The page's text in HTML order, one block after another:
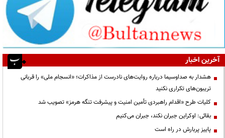
آخرین اخبار
هشدار به صداوسیما درباره روایت‌های نادرست از مذاکرات؛ «انسجام ملی» را قربانی
تریبون‌های تکراری نکنید
کلیات طرح «اقدام راهبردی تأمین امنیت و پیشرفت تنگه هرمز» تصویب شد
بقائی: اوکراین جبران نکند، جبران می‌کنیم
پاییز پربارش در راه است